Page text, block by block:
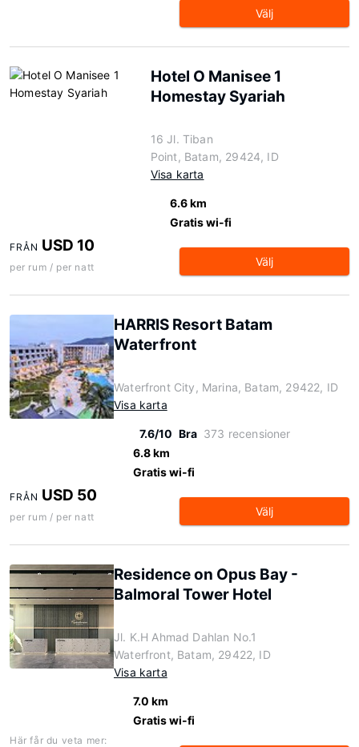
Välj
Hotel O Manisee 1
Homestay Syariah
16 Jl. Tiban
Point, Batam, 29424, ID
Visa karta
6.6 km
Gratis wi-fi
FRÅN USD 10
per rum / per natt Välj
HARRIS Resort Batam
Waterfront
Waterfront City, Marina, Batam, 29422, ID
Visa karta
7.6/10 Bra 373 recensioner
6.8 km
Gratis wi-fi
FRÅN USD 50
per rum / per natt Välj
Residence on Opus Bay -
Balmoral Tower Hotel
Jl. K.H Ahmad Dahlan No.1
Waterfront, Batam, 29422, ID
Visa karta
7.0 km
Gratis wi-fi
Här får du veta mer: